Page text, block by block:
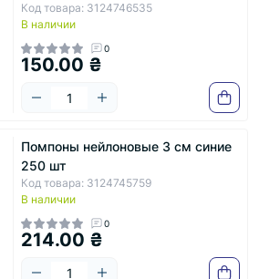
Код товара: 3124746535
В наличии
0
150.00 ₴
Помпоны нейлоновые 3 см синие
250 шт
Код товара: 3124745759
В наличии
0
214.00 ₴